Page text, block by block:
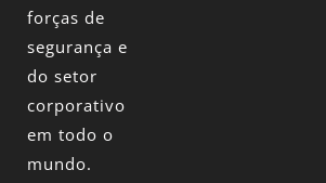
forças de
segurança e
do setor
corporativo
em todo o
mundo.